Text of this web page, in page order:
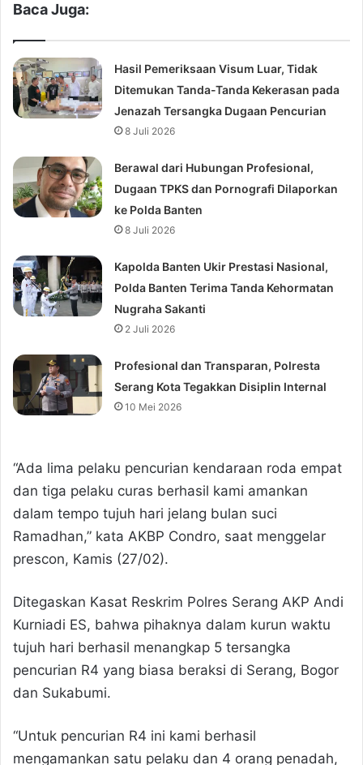
Baca Juga:
Hasil Pemeriksaan Visum Luar, Tidak
Ditemukan Tanda-Tanda Kekerasan pada
Jenazah Tersangka Dugaan Pencurian
8 Juli 2026
Berawal dari Hubungan Profesional,
Dugaan TPKS dan Pornografi Dilaporkan
ke Polda Banten
8 Juli 2026
Kapolda Banten Ukir Prestasi Nasional,
Polda Banten Terima Tanda Kehormatan
Nugraha Sakanti
2 Juli 2026
Profesional dan Transparan, Polresta
Serang Kota Tegakkan Disiplin Internal
10 Mei 2026
“Ada lima pelaku pencurian kendaraan roda empat
dan tiga pelaku curas berhasil kami amankan
dalam tempo tujuh hari jelang bulan suci
Ramadhan,” kata AKBP Condro, saat menggelar
prescon, Kamis (27/02).
Ditegaskan Kasat Reskrim Polres Serang AKP Andi
Kurniadi ES, bahwa pihaknya dalam kurun waktu
tujuh hari berhasil menangkap 5 tersangka
pencurian R4 yang biasa beraksi di Serang, Bogor
dan Sukabumi.
“Untuk pencurian R4 ini kami berhasil
mengamankan satu pelaku dan 4 orang penadah,